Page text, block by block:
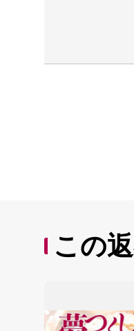
この